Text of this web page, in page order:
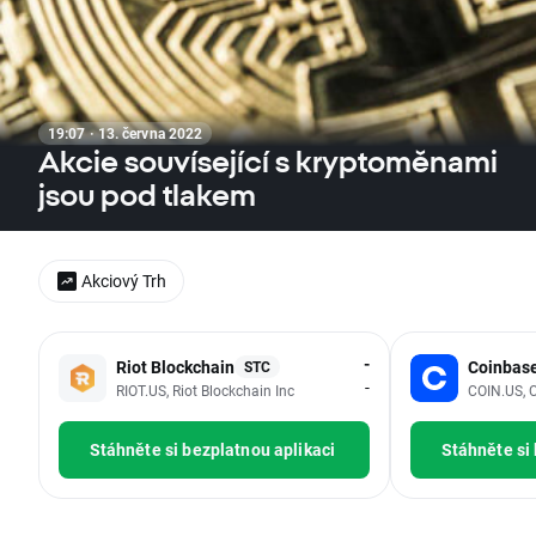
19:07 · 13. června 2022
Akcie souvísející s kryptoměnami
jsou pod tlakem
Riot Blockchain STC
RIOT.US, Riot Blockchain Inc
-
-
Stáhněte si bezplatnou aplikaci
COIN.US,
Stáhněte
Akciový Trh